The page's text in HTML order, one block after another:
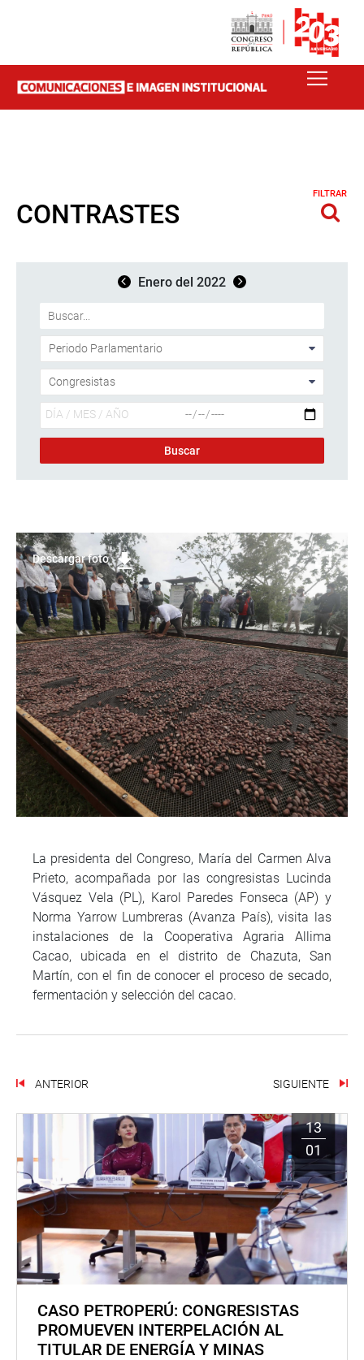
CONTRASTES
FILTRAR
Enero del 2022
Descargar foto
La presidenta del Congreso, María del Carmen Alva
Prieto, acompañada por las congresistas Lucinda
Vásquez Vela (PL), Karol Paredes Fonseca (AP) y
Norma Yarrow Lumbreras (Avanza País), visita las
instalaciones de la Cooperativa Agraria Allima
Cacao, ubicada en el distrito de Chazuta, San
Martín, con el fin de conocer el proceso de secado,
fermentación y selección del cacao.
ANTERIOR SIGUIENTE
13
01
CASO PETROPERÚ: CONGRESISTAS
PROMUEVEN INTERPELACIÓN AL
TITULAR DE ENERGÍA Y MINAS